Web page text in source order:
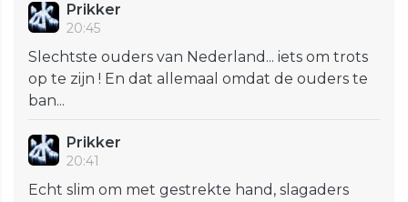
Prikker
20:45
Slechtste ouders van Nederland... iets om trots
op te zijn ! En dat allemaal omdat de ouders te
ban...
Prikker
20:41
Echt slim om met gestrekte hand, slagaders